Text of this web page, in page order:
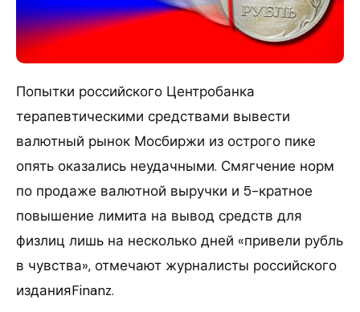
Попытки российского Центробанка
терапевтическими средствами вывести
валютный рынок Мосбиржи из острого пике
опять оказались неудачными. Смягчение норм
по продаже валютной выручки и 5-кратное
повышение лимита на вывод средств для
физлиц лишь на несколько дней «привели рубль
в чувства», отмечают журналисты российского
изданияFinanz.